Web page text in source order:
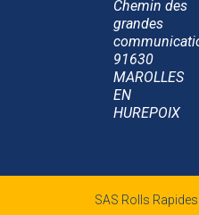
Chemin des
grandes
91630
MAROLLES
EN
HUREPOIX
SAS Rolls